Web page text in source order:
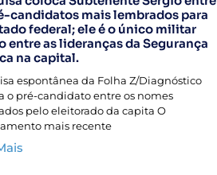
candidatos mais lembrados para
federal; ele é o único militar
entre as lideranças da Segurança
na capital.
espontânea da Folha Z/Diagnóstico
o pré-candidato entre os nomes
pelo eleitorado da capita O
mais recente